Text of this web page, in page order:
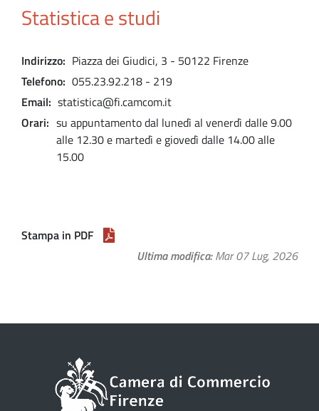
Statistica e studi
Indirizzo Piazza dei Giudici, 3 - 50122 Firenze
Telefono 055.23.92.218 - 219
Email statistica@fi.camcom.it
Orari
su appuntamento dal lunedì al venerdì dalle 9.00
alle 12.30 e martedì e giovedì dalle 14.00 alle
15.00
Stampa in PDF
Ultima modifica Mar 07 Lug, 2026